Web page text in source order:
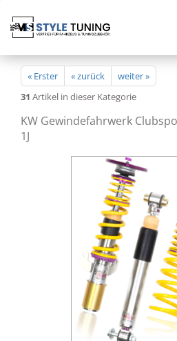
« Erster « zurück
weiter »
31 Artikel in dieser Kategorie
KW Gewindefahrwerk
1J